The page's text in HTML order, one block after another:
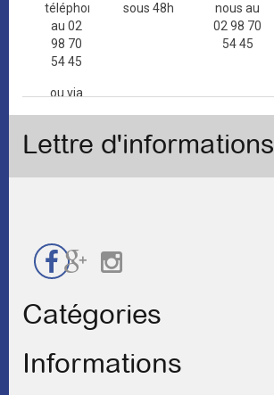
téléphone
au 02
98 70
54 45
ou via
de
sous 48h
nous au
02 98 70
54 45
Lettre d'informations
Catégories
Informations